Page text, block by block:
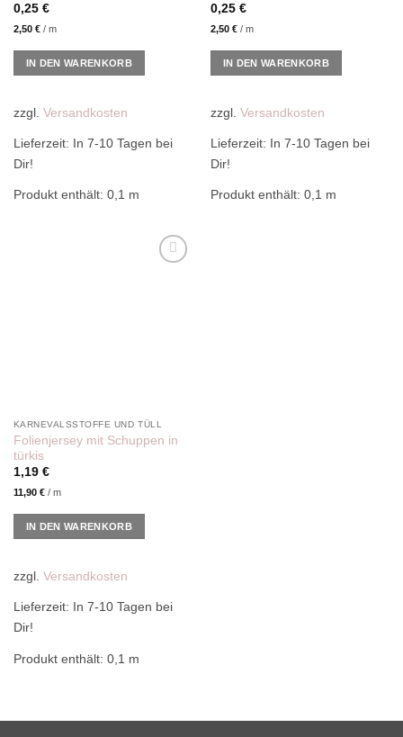
0,25 €
2,50 €/ m
IN DEN WARENKORB
zzgl. Versandkosten
Lieferzeit: In 7-10 Tagen bei
Dir!
Produkt enthält: 0,1 m
0,25 €
2,50 €/ m
IN DEN WARENKORB
zzgl. Versandkosten
Lieferzeit: In 7-10 Tagen bei
Dir!
Produkt enthält: 0,1 m
KARNEVALSSTOFFE UND TÜLL
Folienjersey mit Schuppen in
türkis
1,19 €
11,90 €/ m
IN DEN WARENKORB
zzgl. Versandkosten
Lieferzeit: In 7-10 Tagen bei
Dir!
Produkt enthält: 0,1 m